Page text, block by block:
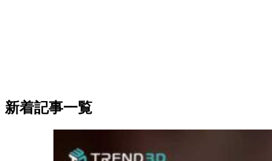
新着記事一覧